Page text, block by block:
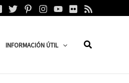
INFORMACIÓN ÚTIL